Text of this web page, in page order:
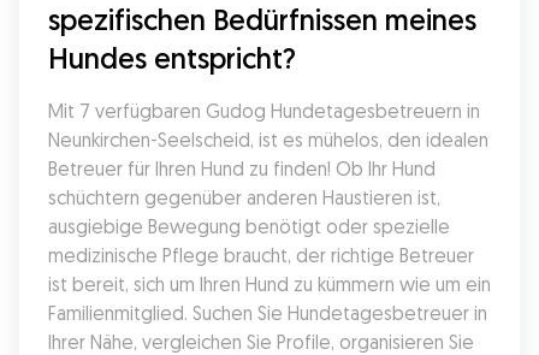
spezifischen Bedürfnissen meines
Hundes entspricht?
Mit 7 verfügbaren Gudog Hundetagesbetreuern in
Neunkirchen-Seelscheid, ist es mühelos, den idealen
Betreuer für Ihren Hund zu finden! Ob Ihr Hund
schüchtern gegenüber anderen Haustieren ist,
ausgiebige Bewegung benötigt oder spezielle
medizinische Pflege braucht, der richtige Betreuer
ist bereit, sich um Ihren Hund zu kümmern wie um ein
Familienmitglied. Suchen Sie Hundetagesbetreuer in
Ihrer Nähe, vergleichen Sie Profile, organisieren Sie